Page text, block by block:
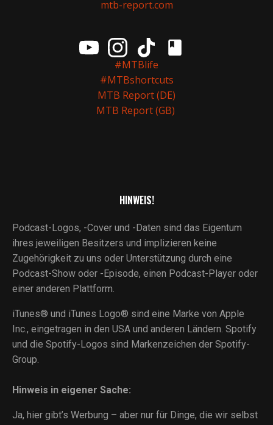
mtb-report.com
#MTBlife
#MTBshortcuts
MTB Report (DE)
MTB Report (GB)
HINWEIS!
Podcast-Logos, -Cover und -Daten sind das Eigentum
ihres jeweiligen Besitzers und implizieren keine
Zugehörigkeit zu uns oder Unterstützung durch eine
Podcast-Show oder -Episode, einen Podcast-Player oder
einer anderen Plattform.
iTunes® und iTunes Logo® sind eine Marke von Apple
Inc., eingetragen in den USA und anderen Ländern. Spotify
und die Spotify-Logos sind Markenzeichen der Spotify-
Group.
Hinweis in eigener Sache:
Ja, hier gibt’s Werbung – aber nur für Dinge, die wir selbst